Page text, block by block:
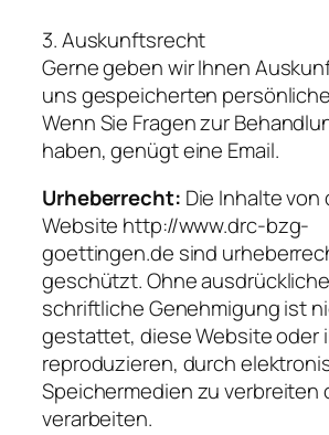
3. Auskunftsrecht
Gerne geben wir Ihnen
uns gespeicherten
Wenn Sie Fragen zur
haben, genügt eine Email.
Urheberrecht: Die Inhalte von
Website http://www.drc-bzg-
goettingen.de sind
geschützt. Ohne
schriftliche Genehmigung ist
gestattet, diese Website oder
reproduzieren, durch
Speichermedien zu verbreiten
verarbeiten.